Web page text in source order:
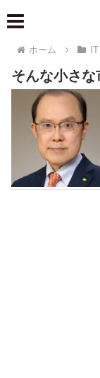
ホーム IT
そんな小さ